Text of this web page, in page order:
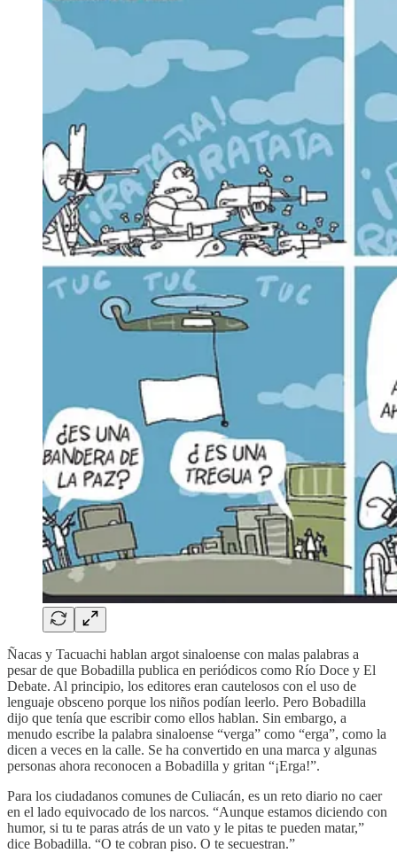
Ñacas y Tacuachi hablan argot sinaloense con malas palabras a
pesar de que Bobadilla publica en periódicos como Río Doce y El
Debate. Al principio, los editores eran cautelosos con el uso de
lenguaje obsceno porque los niños podían leerlo. Pero Bobadilla
dijo que tenía que escribir como ellos hablan. Sin embargo, a
menudo escribe la palabra sinaloense “verga” como “erga”, como la
dicen a veces en la calle. Se ha convertido en una marca y algunas
personas ahora reconocen a Bobadilla y gritan “¡Erga!”.
Para los ciudadanos comunes de Culiacán, es un reto diario no caer
en el lado equivocado de los narcos. “Aunque estamos diciendo con
humor, si tu te paras atrás de un vato y le pitas te pueden matar,”
dice Bobadilla. “O te cobran piso. O te secuestran.”